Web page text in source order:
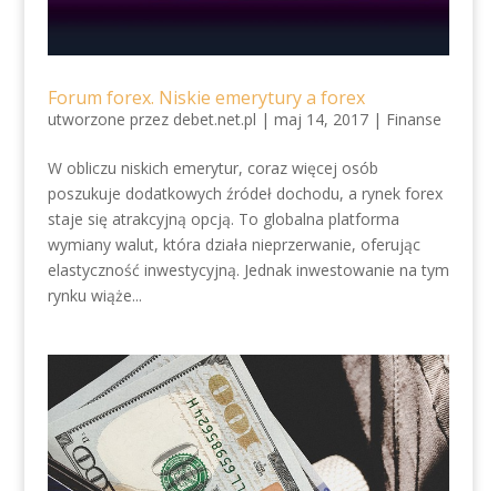
Forum forex. Niskie emerytury a forex
utworzone przez debet.net.pl | maj 14, 2017| Finanse
W obliczu niskich emerytur, coraz więcej osób
poszukuje dodatkowych źródeł dochodu, a rynek forex
staje się atrakcyjną opcją. To globalna platforma
wymiany walut, która działa nieprzerwanie, oferując
elastyczność inwestycyjną. Jednak inwestowanie na tym
rynku wiąże...